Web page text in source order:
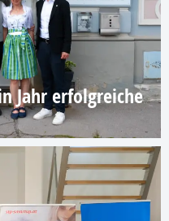
Jahr erfolgreiche